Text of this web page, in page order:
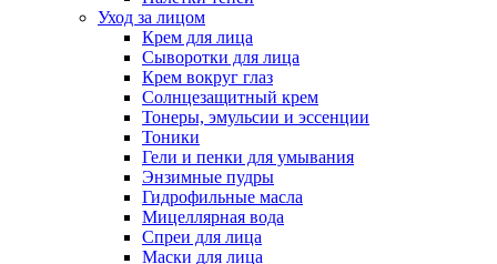
Уход за лицом
Крем для лица
Сыворотки для лица
Крем вокруг глаз
Солнцезащитный крем
Тонеры, эмульсии и эссенции
Тоники
Гели и пенки для умывания
Энзимные пудры
Гидрофильные масла
Мицеллярная вода
Спреи для лица
Маски для лица